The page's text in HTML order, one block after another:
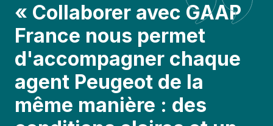
« Collaborer avec GAAP
France nous permet
d'accompagner chaque
agent Peugeot de la
même manière : des